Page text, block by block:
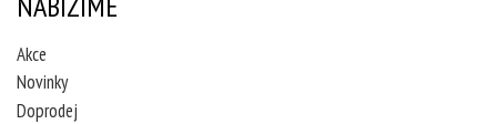
Akce
Novinky
Doprodej